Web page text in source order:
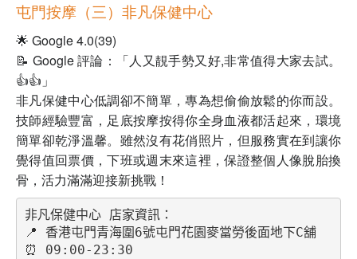
屯門按摩（三）非凡保健中心
🌟 Google 4.0(39)
📝 Google 評論：「人又靚手勢又好,非常值得大家去試。
👍👍」
非凡保健中心低調卻不簡單，專為想偷偷放鬆的你而設。
技師經驗豐富，足底按摩按得你全身血液都活起來，環境
簡單卻乾淨溫馨。雖然沒有花俏照片，但服務實在到讓你
覺得值回票價，下班或週末來這裡，保證整個人像脫胎換
骨，活力滿滿迎接新挑戰！
非凡保健中心 店家資訊：
📍 香港屯門青海圍6號屯門花園麥當勞後面地下C舖
⏰ 09:00-23:30